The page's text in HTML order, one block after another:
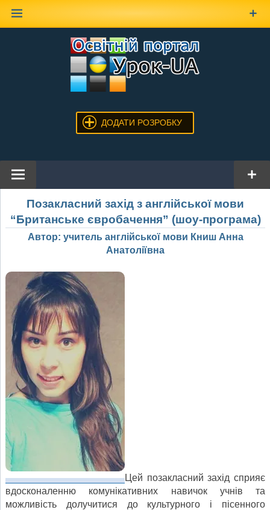
ДОДАТИ РОЗРОБКУ
Позакласний захід з англійської мови
“Британське євробачення” (шоу-програма)
Автор: учитель англійської мови Книш Анна
Анатоліївна
Цей позакласний захід сприяє
вдосконаленню комунікативних навичок учнів та
можливість долучитися до культурного і пісенного